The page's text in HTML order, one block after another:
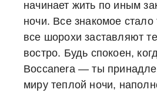
начинает жить по иным
ночи. Все знакомое
все шорохи заставляют
востро. Будь спокоен,
Boccanera — ты
миру теплой ночи,